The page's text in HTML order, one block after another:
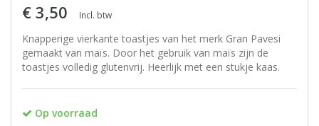
€ 3,50 Incl. btw
Knapperige vierkante toastjes van het merk Gran Pavesi
gemaakt van maïs. Door het gebruik van maïs zijn de
toastjes volledig glutenvrij. Heerlijk met een stukje kaas.
Op voorraad